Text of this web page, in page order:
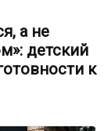
а не
детский
к